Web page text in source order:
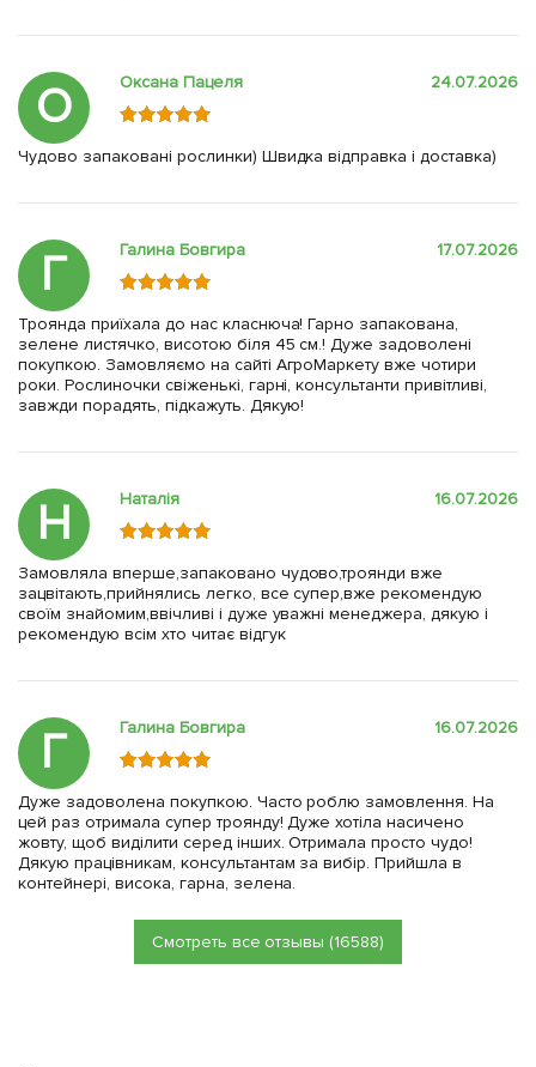
О Оксана Пацеля 24.07.2026
Чудово запаковані рослинки) Швидка відправка і доставка)
Г Галина Бовгира 17.07.2026
Троянда приїхала до нас класнюча! Гарно запакована,
зелене листячко, висотою біля 45 см.! Дуже задоволені
покупкою. Замовляємо на сайті АгроМаркету вже чотири
роки. Рослиночки свіженькі, гарні, консультанти привітливі,
завжди порадять, підкажуть. Дякую!
Н Наталія 16.07.2026
Замовляла вперше,запаковано чудово,троянди вже
зацвітають,прийнялись легко, все супер,вже рекомендую
своїм знайомим,ввічливі і дуже уважні менеджера, дякую і
рекомендую всім хто читає відгук
Г Галина Бовгира 16.07.2026
Дуже задоволена покупкою. Часто роблю замовлення. На
цей раз отримала супер троянду! Дуже хотіла насичено
жовту, щоб виділити серед інших. Отримала просто чудо!
Дякую працівникам, консультантам за вибір. Прийшла в
контейнері, висока, гарна, зелена.
Смотреть все отзывы (16588)